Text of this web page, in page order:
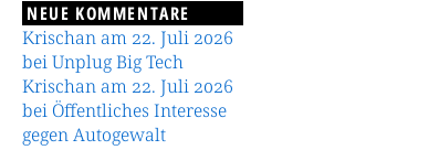
NEUE KOMMENTARE
Krischan am 22. Juli 2026
bei Unplug Big Tech
Krischan am 22. Juli 2026
bei Öffentliches Interesse
gegen Autogewalt